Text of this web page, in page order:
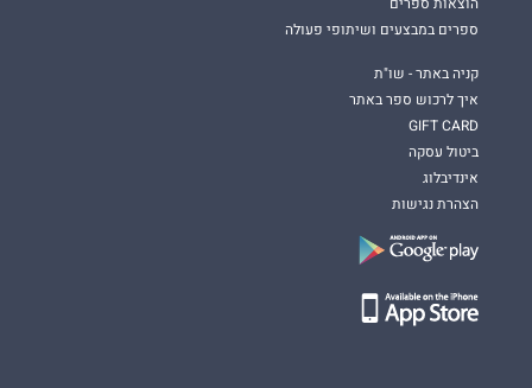
ספרים במבצעים ושיתופי פעולה
קניה באתר - שו"ת
איך לרכוש ספר באתר
GIFT CARD
ביטול עסקה
אינדיבלוג
הצהרת נגישות